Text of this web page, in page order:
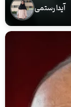
آیدا رستمی